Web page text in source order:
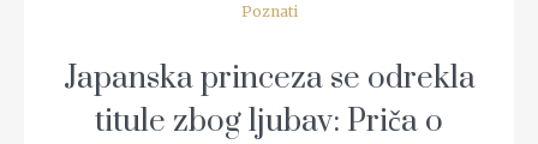
Poznati
Japanska princeza se odrekla
titule zbog ljubav: Priča o